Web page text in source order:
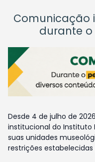
Comunicação
durante
Desde 4 de julho de
institucional do Instituto
suas unidades
restrições